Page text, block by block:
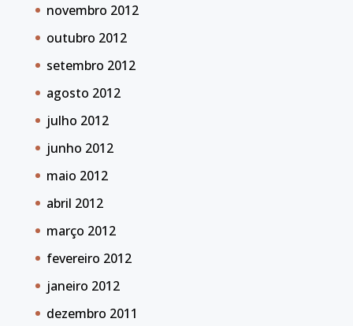
novembro 2012
outubro 2012
setembro 2012
agosto 2012
julho 2012
junho 2012
maio 2012
abril 2012
março 2012
fevereiro 2012
janeiro 2012
dezembro 2011